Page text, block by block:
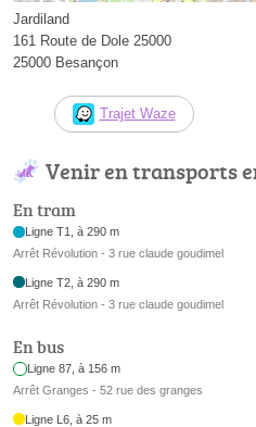
Jardiland
161 Route de Dole 25000
25000 Besançon
Trajet Waze
Venir en transports
En tram
Ligne T1, à 290 m
Arrêt Révolution - 3 rue claude goudimel
Ligne T2, à 290 m
Arrêt Révolution - 3 rue claude goudimel
En bus
Ligne 87, à 156 m
Arrêt Granges - 52 rue des granges
Ligne L6, à 25 m